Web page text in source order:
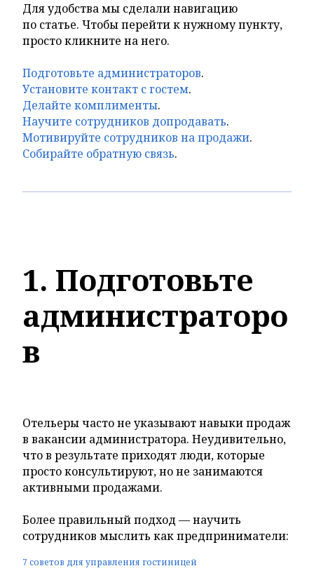
Для удобства мы сделали навигацию
по статье. Чтобы перейти к нужному пункту,
просто кликните на него.
Подготовьте администраторов.
Установите контакт с гостем.
Делайте комплименты.
Научите сотрудников допродавать.
Мотивируйте сотрудников на продажи.
Собирайте обратную связь.
1. Подготовьте
администраторо
в
Отельеры часто не указывают навыки продаж
в вакансии администратора. Неудивительно,
что в результате приходят люди, которые
просто консультируют, но не занимаются
активными продажами.
Более правильный подход — научить
сотрудников мыслить как предприниматели:
7 советов для управления гостиницей